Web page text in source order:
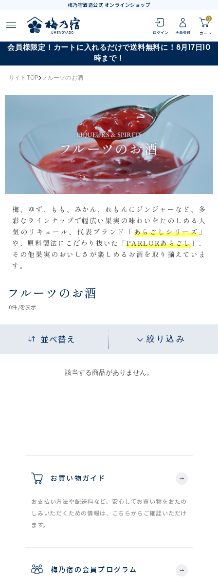
梅乃宿酒造公式 オンラインショップ
0
会員様限定！カートに入れるだけで送料無料に！8月17日10
時まで！
サイトTOP フルーツのお酒
梅、ゆず、もも、みかん、れもんにジンジャーなど、多
彩なラインナップで幅広い果実の味わいをたのしめる人
気のリキュール、代表ブランド「 あらごしシリーズ」
や、原料製法にこだわり抜いた「PARLORあらごし」、
その他果実のおいしさが楽しめるお酒を取り揃えていま
す。
フルーツのお酒
0件 /を表示
並べ替え 絞り込み
該当する商品がありません。
お買い物ガイド
お支払い方法や配送料など、安心してお買い物をおたの
しみいただくための情報は、こちらからご確認いただけ
ます。
梅乃宿の会員プログラム